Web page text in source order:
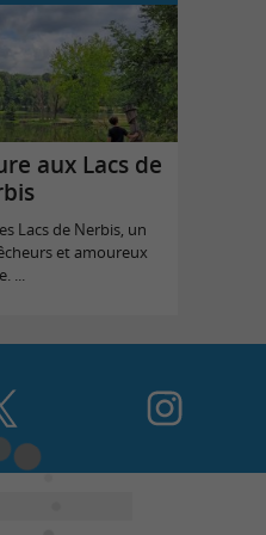
aux Lacs de
Lacs de Nerbis, un
et amoureux
...